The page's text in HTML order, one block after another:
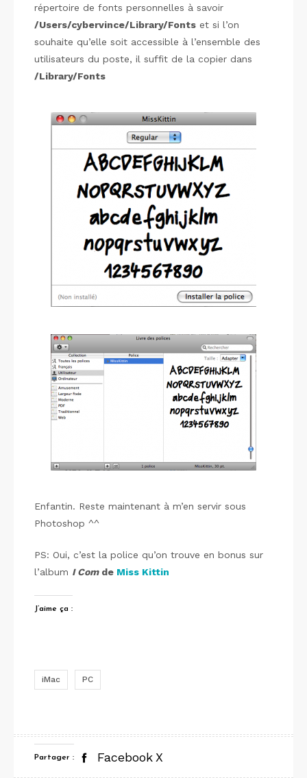
répertoire de fonts personnelles à savoir
/Users/cybervince/Library/Fonts et si l’on
souhaite qu’elle soit accessible à l’ensemble des
utilisateurs du poste, il suffit de la copier dans
/Library/Fonts
Enfantin. Reste maintenant à m’en servir sous
Photoshop ^^
PS: Oui, c’est la police qu’on trouve en bonus sur
l’album I Comde Miss Kittin
J’aime ça :
iMac PC
Partager : Facebook X